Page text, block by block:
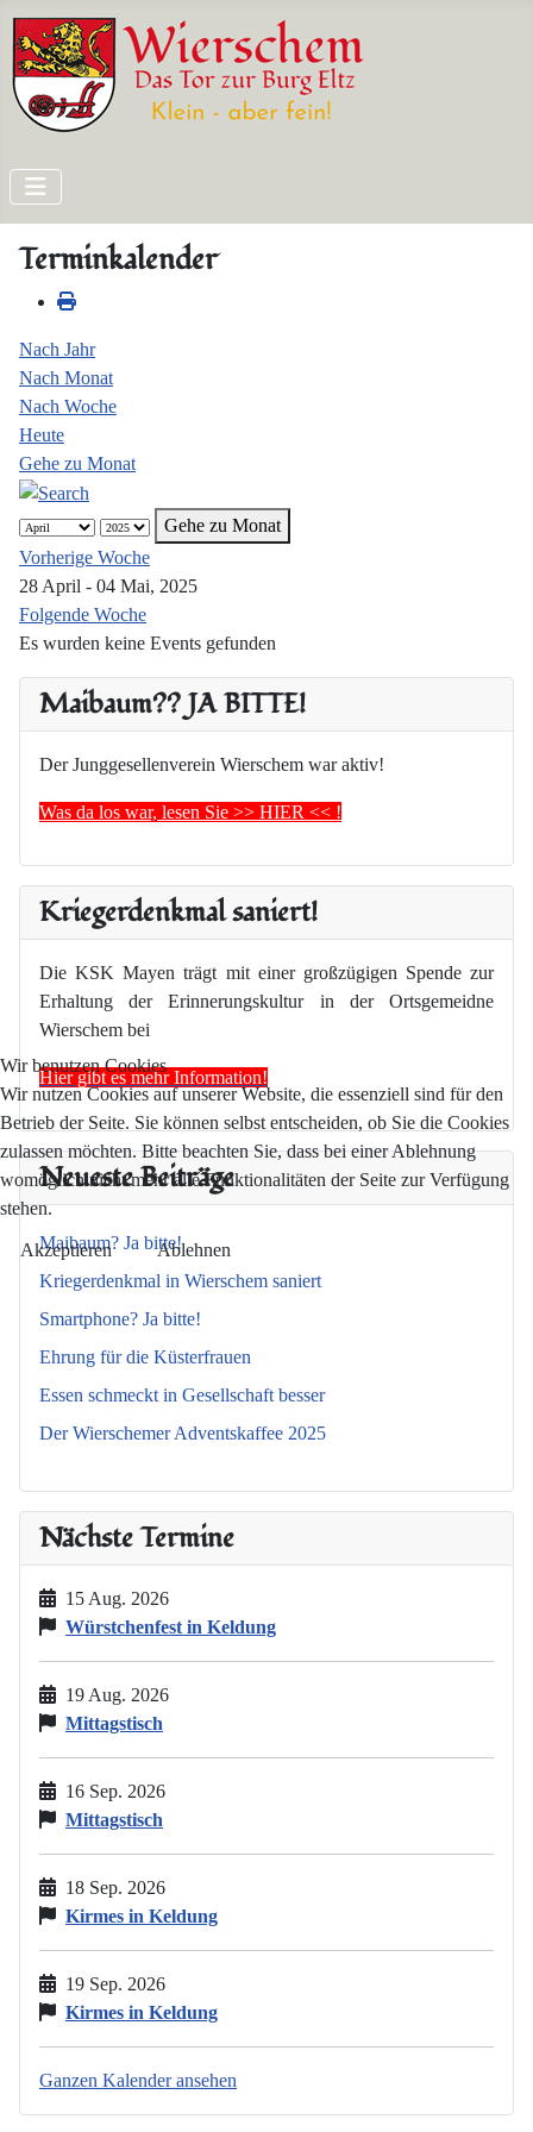
Maibaum?? JA BITTE!
Der Junggesellenverein Wierschem war aktiv!
Was da los war, lesen Sie >> HIER << !
Kriegerdenkmal saniert!
Die KSK Mayen trägt mit einer großzügigen Spende zur
Erhaltung der Erinnerungskultur in der Ortsgemeidne
Wierschem bei
Hier gibt es mehr Information!
Neueste Beiträge
Maibaum? Ja bitte!
Kriegerdenkmal in Wierschem saniert
Smartphone? Ja bitte!
Ehrung für die Küsterfrauen
Essen schmeckt in Gesellschaft besser
Der Wierschemer Adventskaffee 2025
Nächste Termine
15 Aug. 2026
Würstchenfest in Keldung
19 Aug. 2026
Mittagstisch
16 Sep. 2026
Mittagstisch
18 Sep. 2026
Kirmes in Keldung
19 Sep. 2026
Kirmes in Keldung
Ganzen Kalender ansehen
Terminkalender
Nach Jahr
Nach Monat
Nach Woche
Heute
Gehe zu Monat
Gehe zu Monat
Vorherige Woche
28 April - 04 Mai, 2025
Folgende Woche
Es wurden keine Events gefunden
Wir benutzen Cookies
Wir nutzen Cookies auf unserer Website, die essenziell sind für den
Betrieb der Seite. Sie können selbst entscheiden, ob Sie die Cookies
zulassen möchten. Bitte beachten Sie, dass bei einer Ablehnung
womöglich nicht mehr alle Funktionalitäten der Seite zur Verfügung
stehen.
Akzeptieren Ablehnen